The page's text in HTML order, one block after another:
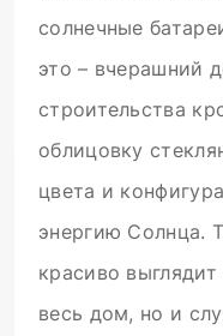
солнечные
это – вчерашний
строительства
облицовку
цвета и
энергию Солнца.
красиво
весь дом, но и